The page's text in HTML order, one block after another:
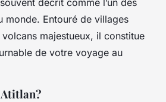
monde. Entouré de villages
majestueux, il constitue
de votre voyage au